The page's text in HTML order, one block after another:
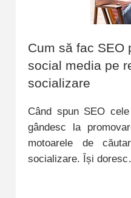
Cum să fac SEO
social media pe
socializare
Când spun SEO
gândesc la
motoarele de
socializare. Își